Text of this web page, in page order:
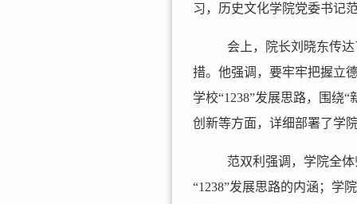
习，历史文化学院党委书记
会上，院长刘晓东传
措。他强调，要牢牢把握立
学校“1238”发展思路，围绕
创新等方面，详细部署了学
范双利强调，学院全
“1238”发展思路的内涵；学